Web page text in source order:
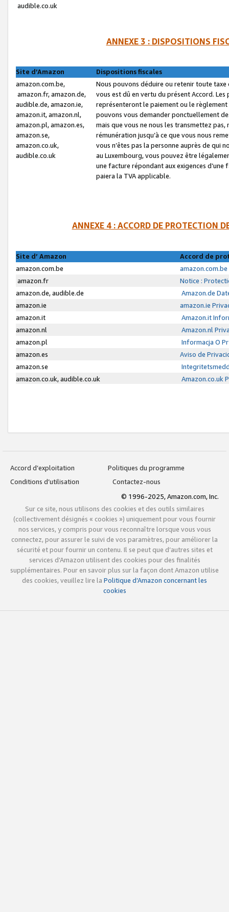
audible.co.uk
ANNEXE 3 : DISPOSITIONS
Site d’Amazon
Dispositions fiscales
amazon.com.be,
amazon.fr, amazon.de,
audible.de, amazon.ie,
amazon.it, amazon.nl,
amazon.pl, amazon.es,
amazon.se,
amazon.co.uk,
audible.co.uk
Nous pouvons déduire ou retenir toute
vous est dû en vertu du présent Accord.
représenteront le paiement ou le
pouvons vous demander ponctuellement
mais que vous ne nous les transmettez
rémunération jusqu’à ce que vous nous
vous n’êtes pas la personne auprès de qui
au Luxembourg, vous pouvez être
une facture répondant aux exigences
paiera la TVA applicable.
ANNEXE 4 : ACCORD DE PROTECTION
Site d’ Amazon
Accord de
amazon.com.be
amazon.fr
Notice :
amazon.de, audible.de
Amazon.de
amazon.ie
amazon.ie
amazon.it
Amazon.it
amazon.nl
Amazon.nl
amazon.pl
Informacja O
amazon.es
Aviso de
amazon.se
amazon.co.uk, audible.co.uk
Amazon.co.uk
Accord d’exploitation
Politiques du programme
Conditions d’utilisation
Contactez-nous
© 1996-2025, Amazon.com, Inc.
Sur ce site, nous utilisons des cookies et des outils similaires
(collectivement désignés « cookies ») uniquement pour vous fournir
nos services, y compris pour vous reconnaître lorsque vous vous
connectez, pour assurer le suivi de vos paramètres, pour améliorer la
sécurité et pour fournir un contenu. Il se peut que d’autres sites et
services d’Amazon utilisent des cookies pour des finalités
supplémentaires. Pour en savoir plus sur la façon dont Amazon utilise
des cookies, veuillez lire la Politique d’Amazon concernant les
cookies